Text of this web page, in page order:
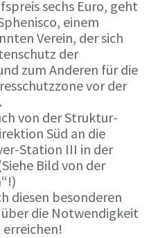
sechs Euro, geht
einem
Verein, der sich
der
zum Anderen für die
vor der
von der Struktur-
Süd an die
Station III in der
Bild von der
diesen besonderen
über die Notwendigkeit
erreichen!